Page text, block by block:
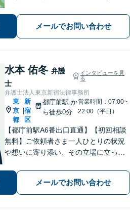
らご相談ください【相続問題】事務所
相談実績1万件以上！様々な相続トラブ
ルをトータルサポート【都庁前駅直
結】​
メールでお問い合わせ
水本 佑冬 弁護
士
インタビューを見
る
弁護士法人東京新宿法律事務所
東
京
都
新
宿
区
都庁前駅 か
ら徒歩0分
営業時間：07:00~
22:00（平日）
【都庁前駅A6番出口直通】【初回相談
無料】ご依頼者さま一人ひとりの状況
や想いに寄り添い、その立場に立って
して明るい未来へ踏み出せるよう、誠
実に向き合い、全力を尽くします！
【休日や夜間相談も柔軟に対応】
メールでお問い合わせ